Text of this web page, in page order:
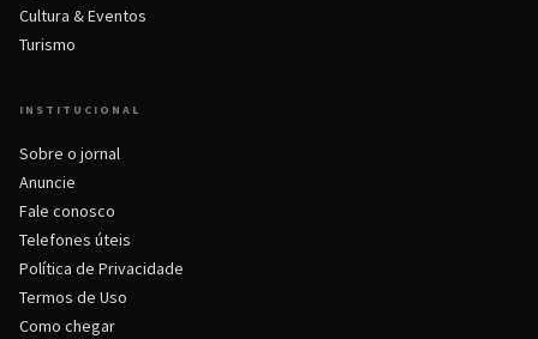
Cultura & Eventos
Turismo
INSTITUCIONAL
Sobre o jornal
Anuncie
Fale conosco
Telefones úteis
Política de Privacidade
Termos de Uso
Como chegar